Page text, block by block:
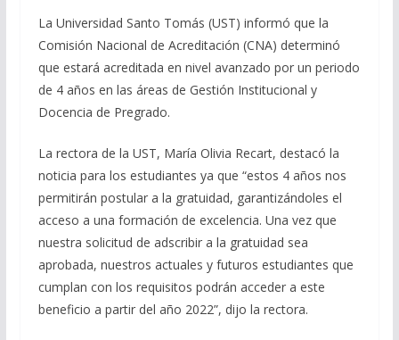
La Universidad Santo Tomás (UST) informó que la
Comisión Nacional de Acreditación (CNA) determinó
que estará acreditada en nivel avanzado por un periodo
de 4 años en las áreas de Gestión Institucional y
Docencia de Pregrado.
La rectora de la UST, María Olivia Recart, destacó la
noticia para los estudiantes ya que “estos 4 años nos
permitirán postular a la gratuidad, garantizándoles el
acceso a una formación de excelencia. Una vez que
nuestra solicitud de adscribir a la gratuidad sea
aprobada, nuestros actuales y futuros estudiantes que
cumplan con los requisitos podrán acceder a este
beneficio a partir del año 2022”, dijo la rectora.